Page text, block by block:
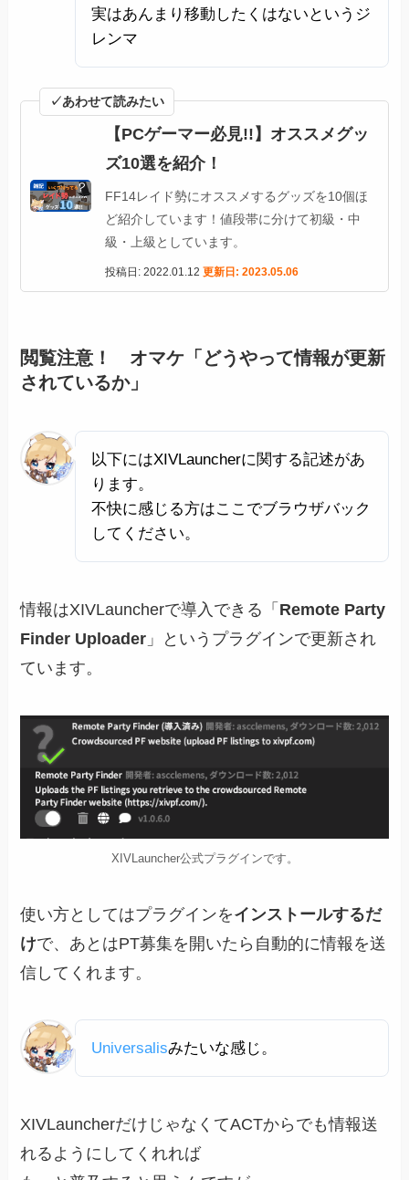
実はあんまり移動したくはないというジ
レンマ
✓あわせて読みたい
【PCゲーマー必見!!】オススメグッ
ズ10選を紹介！
FF14レイド勢にオススメするグッズを10個ほ
ど紹介しています！値段帯に分けて初級・中
級・上級としています。
投稿日: 2022.01.12 更新日: 2023.05.06
閲覧注意！ オマケ「どうやって情報が更新
されているか」
以下にはXIVLauncherに関する記述があ
ります。
不快に感じる方はここでブラウザバック
してください。
情報はXIVLauncherで導入できる「 Remote Party
Finder Uploader 」というプラグインで更新され
ています。
XIVLauncher公式プラグインです。
使い方としてはプラグインをインストールするだ
けで、あとはPT募集を開いたら自動的に情報を送
信してくれます。
Universalisみたいな感じ。
XIVLauncherだけじゃなくてACTからでも情報送
れるようにしてくれれば